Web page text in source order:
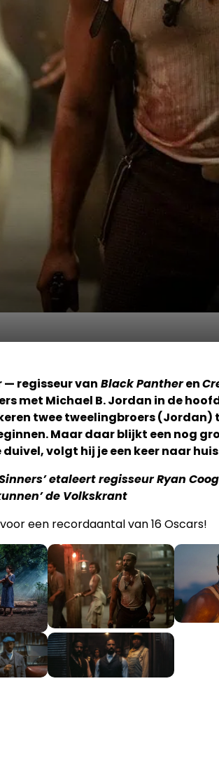
— regisseur van Black Pantheren
met Michael B. Jordan in de
twee tweelingbroers
Maar daar blijkt een nog
volgt hij je een keer naar
etaleert regisseur Ryan
de Volkskrant
een recordaantal van 16 Oscars!